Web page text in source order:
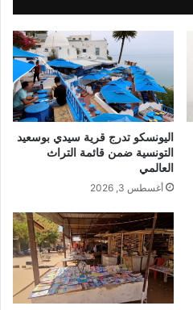
اليونسكو تدرج قرية سيدي بوسعيد
التونسية ضمن قائمة التراث
العالمي
أغسطس 3, 2026